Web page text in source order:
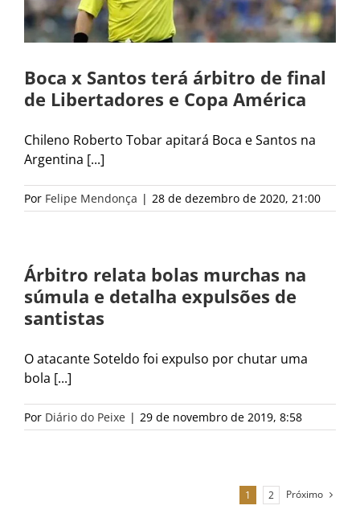
Boca x Santos terá árbitro de final
de Libertadores e Copa América
Chileno Roberto Tobar apitará Boca e Santos na
Argentina [...]
Por Felipe Mendonça | 28 de dezembro de 2020, 21:00
Árbitro relata bolas murchas na
súmula e detalha expulsões de
santistas
O atacante Soteldo foi expulso por chutar uma
bola [...]
Por Diário do Peixe | 29 de novembro de 2019, 8:58
1 2 Próximo